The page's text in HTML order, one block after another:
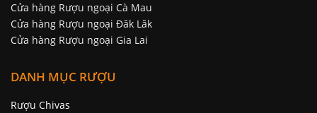
Cửa hàng Rượu ngoại Cà Mau
Cửa hàng Rượu ngoại Đăk Lăk
Cửa hàng Rượu ngoại Gia Lai
DANH MỤC RƯỢU
Rượu Chivas